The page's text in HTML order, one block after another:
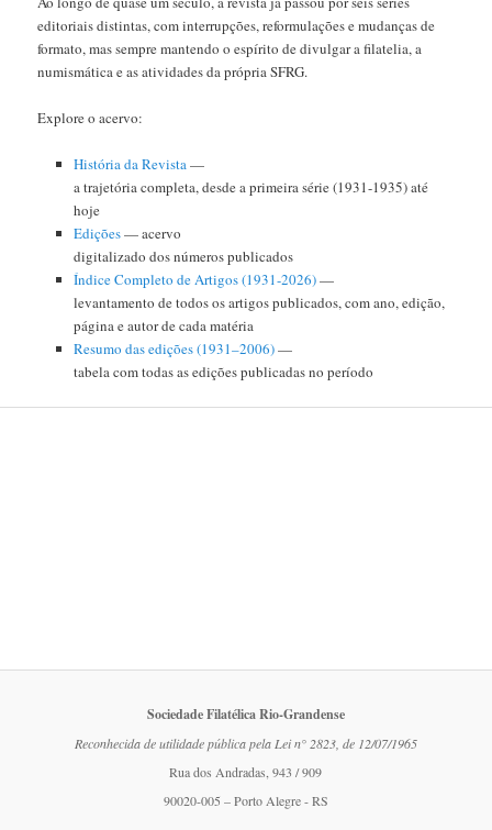
editoriais distintas, com interrupções, reformulações e mudanças de
formato, mas sempre mantendo o espírito de divulgar a filatelia, a
numismática e as atividades da própria SFRG.
Explore o acervo:
História da Revista—
a trajetória completa, desde a primeira série (1931-1935) até
hoje
Edições— acervo
digitalizado dos números publicados
Índice Completo de Artigos (1931-2026)—
levantamento de todos os artigos publicados, com ano, edição,
página e autor de cada matéria
Resumo das edições (1931–2006)—
tabela com todas as edições publicadas no período
Sociedade Filatélica Rio-Grandense
Reconhecida de utilidade pública pela Lei n° 2823, de 12/07/1965
Rua dos Andradas, 943 / 909
90020-005 – Porto Alegre - RS